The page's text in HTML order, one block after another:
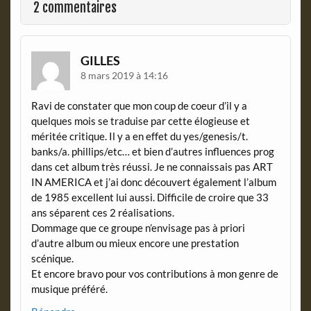
o
k
r
i
2 commentaires
GILLES
8 mars 2019 à 14:16
Ravi de constater que mon coup de coeur d’il y a
quelques mois se traduise par cette élogieuse et
méritée critique. Il y a en effet du yes/genesis/t.
banks/a. phillips/etc… et bien d’autres influences prog
dans cet album très réussi. Je ne connaissais pas ART
IN AMERICA et j’ai donc découvert également l’album
de 1985 excellent lui aussi. Difficile de croire que 33
ans séparent ces 2 réalisations.
Dommage que ce groupe n’envisage pas à priori
d’autre album ou mieux encore une prestation
scénique.
Et encore bravo pour vos contributions à mon genre de
musique préféré.